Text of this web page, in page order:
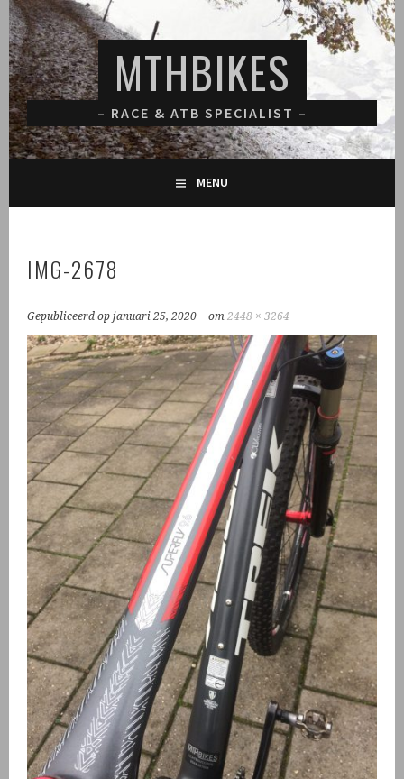
Spring
naar
inhoud
MTHBIKES
– RACE & ATB SPECIALIST –
MENU
IMG-2678
Gepubliceerd opjanuari 25, 2020 om2448 × 3264